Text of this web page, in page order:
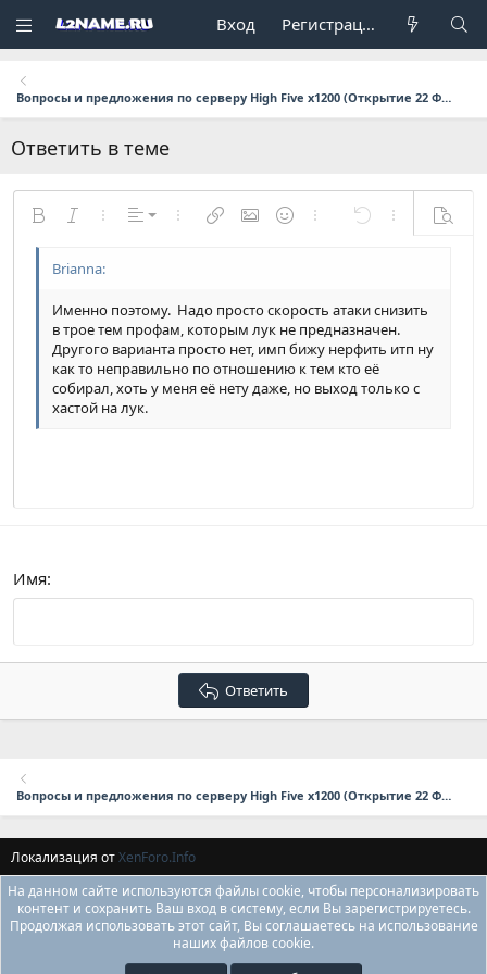
Вход Регистрация
Вопросы и предложения по серверу High Five x1200 (Открытие 22 Февраля в 17:00 мск.)
Ответить в теме
ЖирныйКурсивДополнительно...
Выравнивание
По левому краю
Выравнивание текста
Дополнительно...
Вставить ссылку
Вставить изображение
СмайлыДополнительно...
Отменить
Размер шрифта
9
12
15
18
Цвет текста
Шрифт
Courier New
Georgia
Tahoma
Формат параграфа
Обычный
Заголовок 2
Заголовок 3
ЦитатаМедиаВставить таблицу
Повторить
Переключить режим работы редактора
Удалить форматирование
Именно поэтому. Надо просто скорость атаки снизить
в трое тем профам, которым лук не предназначен.
Другого варианта просто нет, имп бижу нерфить итп ну
как то неправильно по отношению к тем кто её
собирал, хоть у меня её нету даже, но выход только с
хастой на лук.
Имя
Ответить
Вопросы и предложения по серверу High Five x1200 (Открытие 22 Февраля в 17:00 мск.)
Локализация отXenForo.Info
На данном сайте используются файлы cookie, чтобы персонализировать
контент и сохранить Ваш вход в систему, если Вы зарегистрируетесь.
Продолжая использовать этот сайт, Вы соглашаетесь на использование
наших файлов cookie.